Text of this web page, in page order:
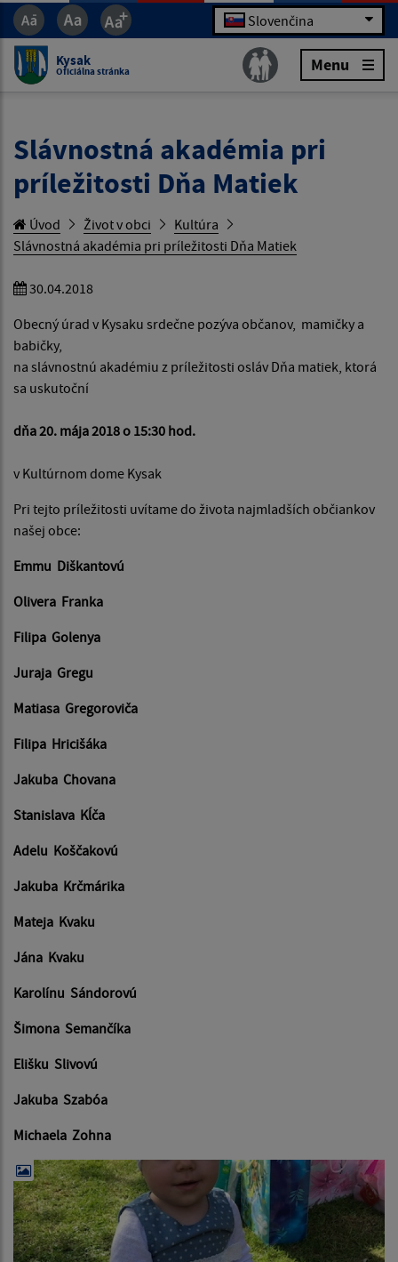
Slovenčina
Kysak
Oficiálna stránka Menu
Slávnostná akadémia pri
príležitosti Dňa Matiek
Úvod Život v obci
Kultúra
Slávnostná akadémia pri príležitosti Dňa Matiek
30.04.2018
Obecný úrad v Kysaku srdečne pozýva občanov, mamičky a
babičky,
na slávnostnú akadémiu z príležitosti osláv Dňa matiek, ktorá
sa uskutoční
dňa 20. mája 2018 o 15:30 hod.
v Kultúrnom dome Kysak
Pri tejto príležitosti uvítame do života najmladších občiankov
našej obce:
Emmu Diškantovú
Olivera Franka
Filipa Golenya
Juraja Gregu
Matiasa Gregoroviča
Filipa Hricišáka
Jakuba Chovana
Stanislava Kĺča
Adelu Koščakovú
Jakuba Krčmárika
Mateja Kvaku
Jána Kvaku
Karolínu Sándorovú
Šimona Semančíka
Elišku Slivovú
Jakuba Szabóa
Michaela Zohna